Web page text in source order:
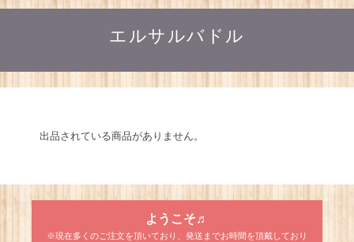
エルサルバドル
出品されている商品がありません。
ようこそ♬
※現在多くのご注文を頂いており、発送までお時間を頂戴しており